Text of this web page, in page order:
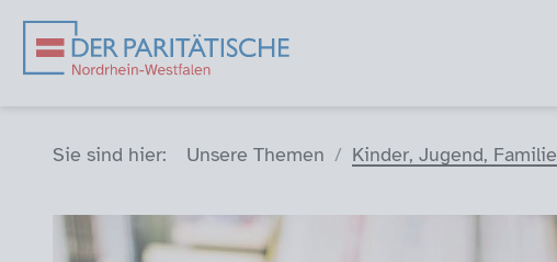
Der Paritätische NRW
Navigation
Sie sind hier: Unsere Themen Kinder, Jugend, Familie